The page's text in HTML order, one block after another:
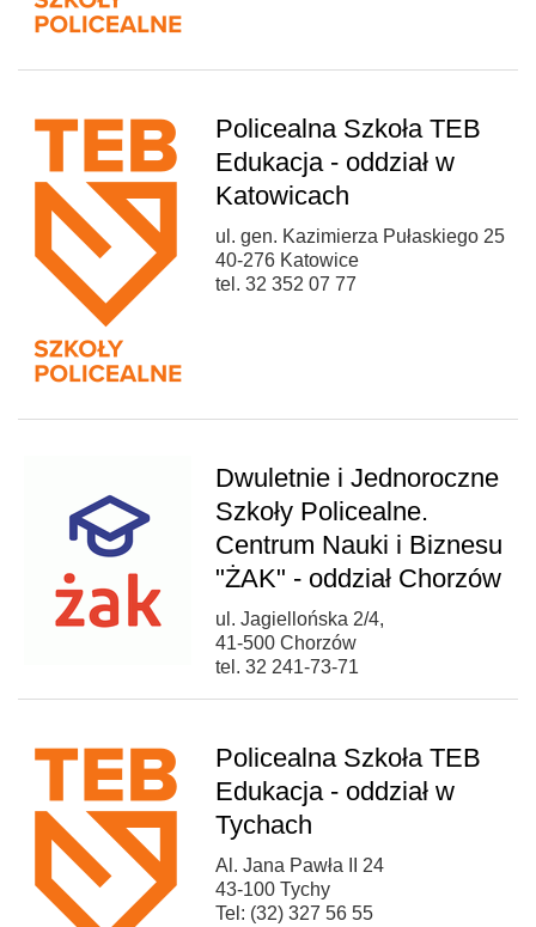
Policealna Szkoła TEB
Edukacja - oddział w
Katowicach
ul. gen. Kazimierza Pułaskiego 25
40-276 Katowice
tel. 32 352 07 77
Dwuletnie i Jednoroczne
Szkoły Policealne.
Centrum Nauki i Biznesu
"ŻAK" - oddział Chorzów
ul. Jagiellońska 2/4,
41-500 Chorzów
tel. 32 241-73-71
Policealna Szkoła TEB
Edukacja - oddział w
Tychach
Al. Jana Pawła II 24
43-100 Tychy
Tel: (32) 327 56 55